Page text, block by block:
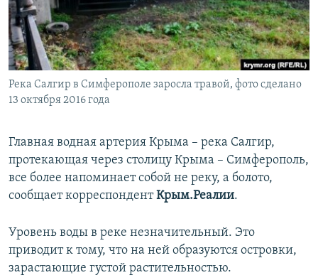
ПОБЕДИТЕЛЕЙ НЕ СУДЯТ?
КРЫМ.НЕПОКОРЕННЫЙ
ELIFBE
УКРАИНСКАЯ ПРОБЛЕМА КРЫМА
ПРИСОЕДИНЯЙТЕСЬ!
Все сайты RFE/RL
Река Салгир в Симферополе заросла травой, фото сделано
13 октября 2016 года
Главная водная артерия Крыма – река Салгир,
протекающая через столицу Крыма – Симферополь,
все более напоминает собой не реку, а болото,
сообщает корреспондентКрым.Реалии.
Уровень воды в реке незначительный. Это
приводит к тому, что на ней образуются островки,
зарастающие густой растительностью.